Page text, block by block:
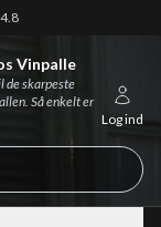
4.8
Log ind
Vinpalle
de skarpeste
Så enkelt er